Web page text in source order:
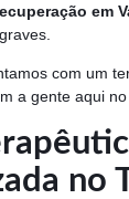
em
com um
a gente aqui
no